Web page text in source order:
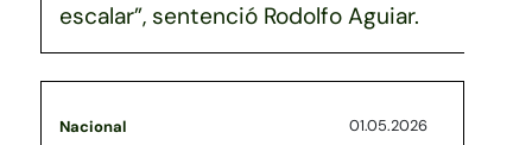
escalar”, sentenció Rodolfo Aguiar.
Nacional 01.05.2026